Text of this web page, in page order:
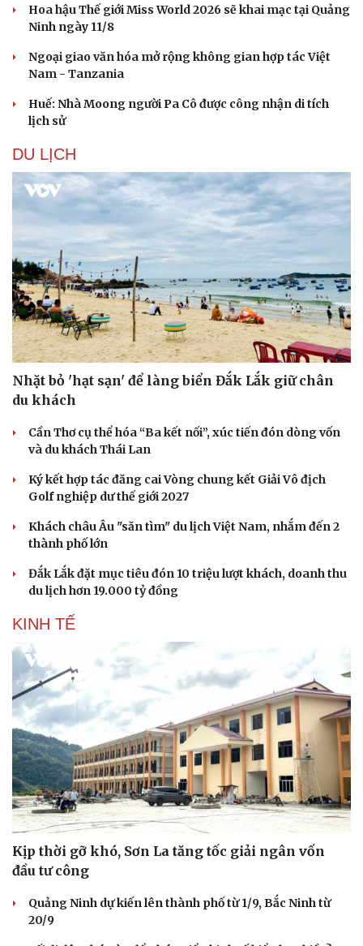
Sân khấu - Điện ảnh
Văn học
Di sản
Nghệ sĩ
Hoa hậu Thế giới Miss World 2026 sẽ khai mạc tại Quảng
Ninh ngày 11/8
Ngoại giao văn hóa mở rộng không gian hợp tác Việt
Nam - Tanzania
Huế: Nhà Moong người Pa Cô được công nhận di tích
lịch sử
DU LỊCH
Nhặt bỏ 'hạt sạn' để làng biển Đắk Lắk giữ chân
du khách
Cần Thơ cụ thể hóa “Ba kết nối”, xúc tiến đón dòng vốn
và du khách Thái Lan
Ký kết hợp tác đăng cai Vòng chung kết Giải Vô địch
Golf nghiệp dư thế giới 2027
Khách châu Âu "săn tìm" du lịch Việt Nam, nhắm đến 2
thành phố lớn
Đắk Lắk đặt mục tiêu đón 10 triệu lượt khách, doanh thu
du lịch hơn 19.000 tỷ đồng
KINH TẾ
Kịp thời gỡ khó, Sơn La tăng tốc giải ngân vốn
đầu tư công
Quảng Ninh dự kiến lên thành phố từ 1/9, Bắc Ninh từ
20/9